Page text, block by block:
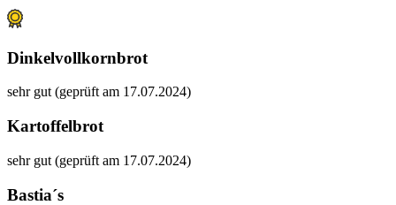
Dinkelvollkornbrot
sehr gut (geprüft am 17.07.2024)
Kartoffelbrot
sehr gut (geprüft am 17.07.2024)
Bastia´s